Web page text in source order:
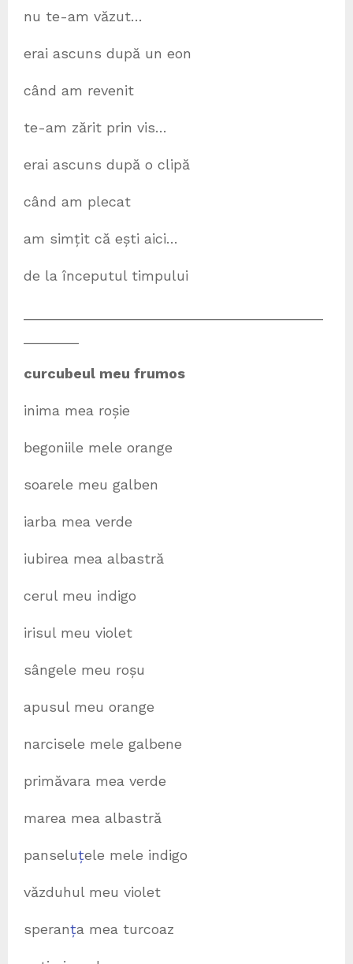
nu te-am văzut…
erai ascuns după un eon
când am revenit
te-am zărit prin vis…
erai ascuns după o clipă
când am plecat
am simțit că ești aici…
de la începutul timpului
curcubeul meu frumos
inima mea roșie
begoniile mele orange
soarele meu galben
iarba mea verde
iubirea mea albastră
cerul meu indigo
irisul meu violet
sângele meu roșu
apusul meu orange
narcisele mele galbene
primăvara mea verde
marea mea albastră
panseluțele mele indigo
văzduhul meu violet
speranța mea turcoaz